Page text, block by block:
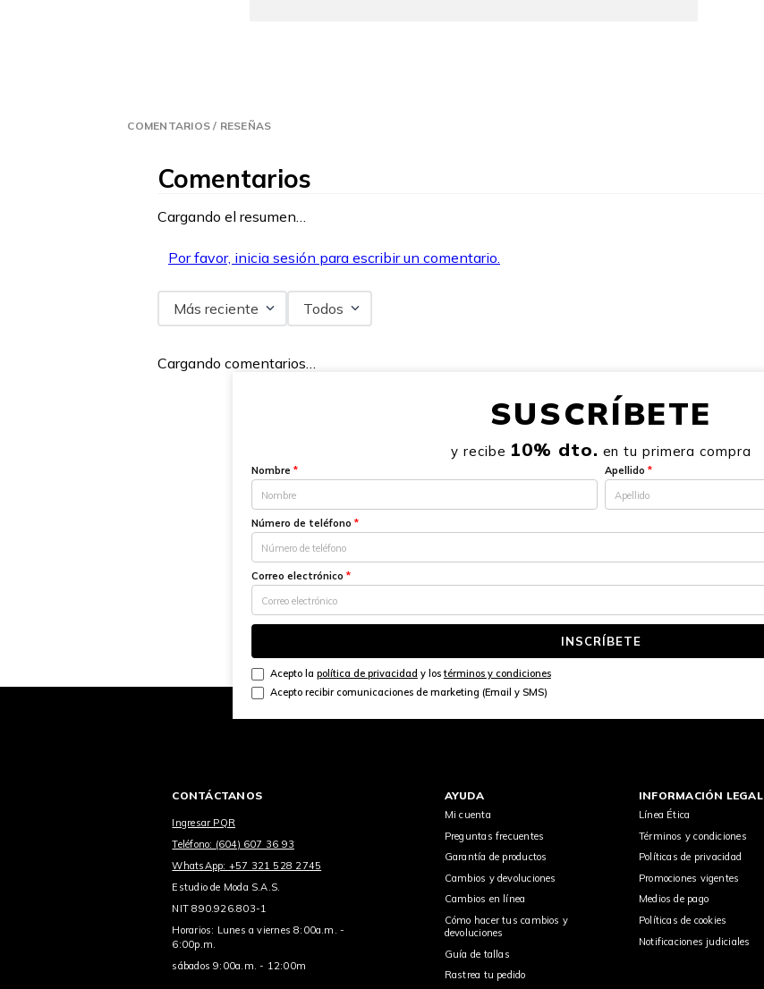
COMENTARIOS / RESEÑAS
Comentarios
Cargando el resumen…
Por favor, inicia sesión para escribir un comentario.
Más reciente Todos
Cargando comentarios…
SUSCRÍBETE
y recibe 10% dto. en tu primera compra
Nombre * Apellido *
Número de teléfono *
Correo electrónico *
INSCRÍBETE
Acepto la política de privacidad y lostérminos y condiciones
Acepto recibir comunicaciones de marketing (Email y SMS)
CONTÁCTANOS
Ingresar PQR
Teléfono: (604) 607 36 93
WhatsApp: +57 321 528 2745
Estudio de Moda S.A.S.
NIT 890.926.803-1
Horarios: Lunes a viernes 8:00a.m. -
6:00p.m.
sábados 9:00a.m. - 12:00m
AYUDA
Mi cuenta
Preguntas frecuentes
Garantía de productos
Cambios y devoluciones
Cambios en línea
Cómo hacer tus cambios y
devoluciones
Guía de tallas
Rastrea tu pedido
INFORMACIÓN LEGAL
Línea Ética
Términos y condiciones
Políticas de privacidad
Promociones vigentes
Medios de pago
Políticas de cookies
Notificaciones judiciales